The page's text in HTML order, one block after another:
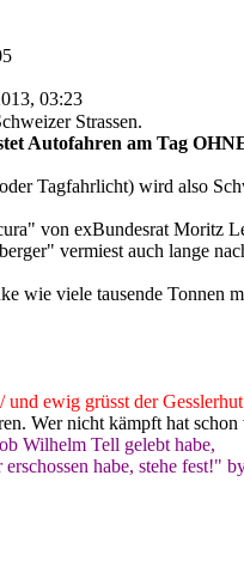
03:23
Strassen.
Autofahren am Tag
Tagfahrlicht) wird also
von exBundesrat Moritz
vermiest auch lange
wie viele tausende Tonnen
ewig grüsst der
Wer nicht kämpft hat schon
Wilhelm Tell gelebt habe,
erschossen habe, stehe fest!"